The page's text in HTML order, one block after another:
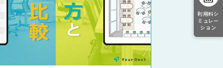
利用料シ
ミュレー
ション